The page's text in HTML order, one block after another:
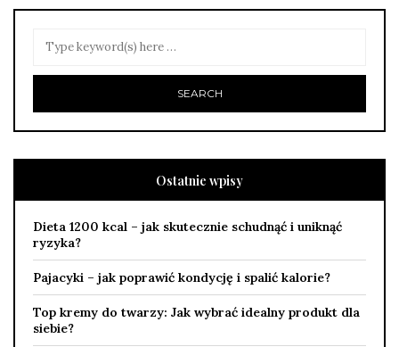
Ostatnie wpisy
Dieta 1200 kcal – jak skutecznie schudnąć i uniknąć
ryzyka?
Pajacyki – jak poprawić kondycję i spalić kalorie?
Top kremy do twarzy: Jak wybrać idealny produkt dla
siebie?